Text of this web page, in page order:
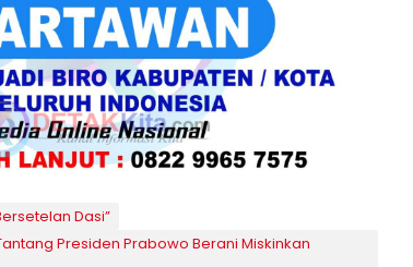
Dasi”
Presiden Prabowo Berani Miskinkan